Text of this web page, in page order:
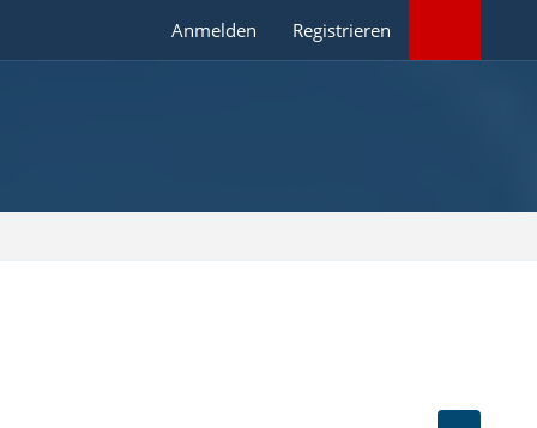
Anmelden Registrieren